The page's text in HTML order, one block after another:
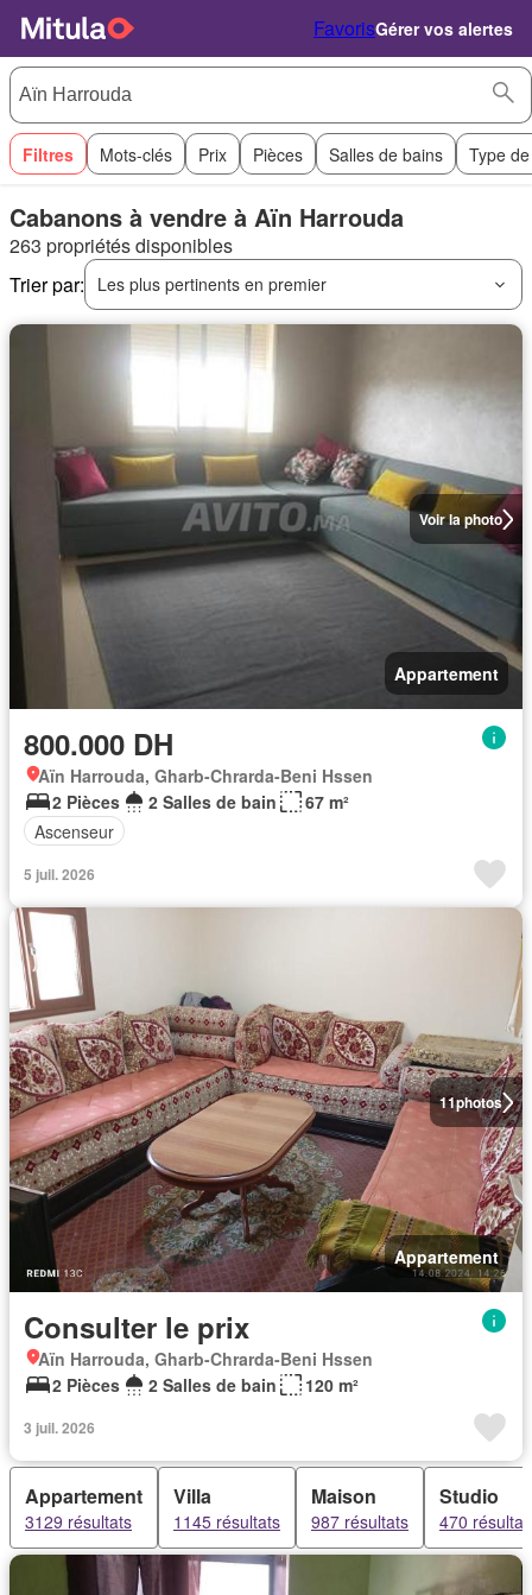
FavorisGérer vos alertes
Filtres Mots-clés Prix Pièces Salles de bains Type
Cabanons à vendre à Aïn Harrouda
263 propriétés disponibles
Trier par:
Les plus pertinents en premier
Voir la photo
Appartement
800.000 DH
Aïn Harrouda, Gharb-Chrarda-Beni Hssen
2 Pièces
2 Salles de bain
67 m²
Ascenseur
5 juil. 2026
11photos
Appartement
Consulter le prix
Aïn Harrouda, Gharb-Chrarda-Beni Hssen
2 Pièces
2 Salles de bain 120 m²
3 juil. 2026
Appartement
3129 résultats
Villa
1145 résultats
Maison
987 résultats
Studio
470